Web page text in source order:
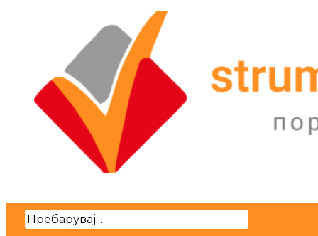
Search